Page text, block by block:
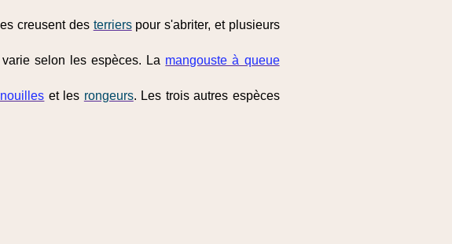
creusent des terrierspour s'abriter, et plusieurs
selon les espèces. La mangouste à queue
et les rongeurs. Les trois autres espèces